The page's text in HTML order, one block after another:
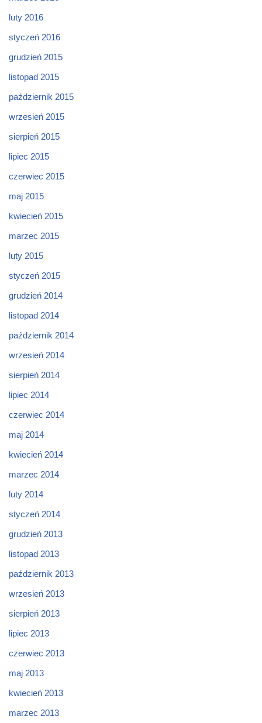
luty 2016
styczeń 2016
grudzień 2015
listopad 2015
październik 2015
wrzesień 2015
sierpień 2015
lipiec 2015
czerwiec 2015
maj 2015
kwiecień 2015
marzec 2015
luty 2015
styczeń 2015
grudzień 2014
listopad 2014
październik 2014
wrzesień 2014
sierpień 2014
lipiec 2014
czerwiec 2014
maj 2014
kwiecień 2014
marzec 2014
luty 2014
styczeń 2014
grudzień 2013
listopad 2013
październik 2013
wrzesień 2013
sierpień 2013
lipiec 2013
czerwiec 2013
maj 2013
kwiecień 2013
marzec 2013